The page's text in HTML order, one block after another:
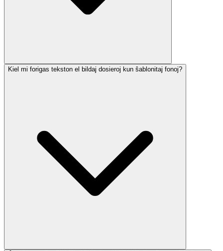
Kiel mi forigas tekston el bildaj dosieroj kun ŝablonitaj fonoj?